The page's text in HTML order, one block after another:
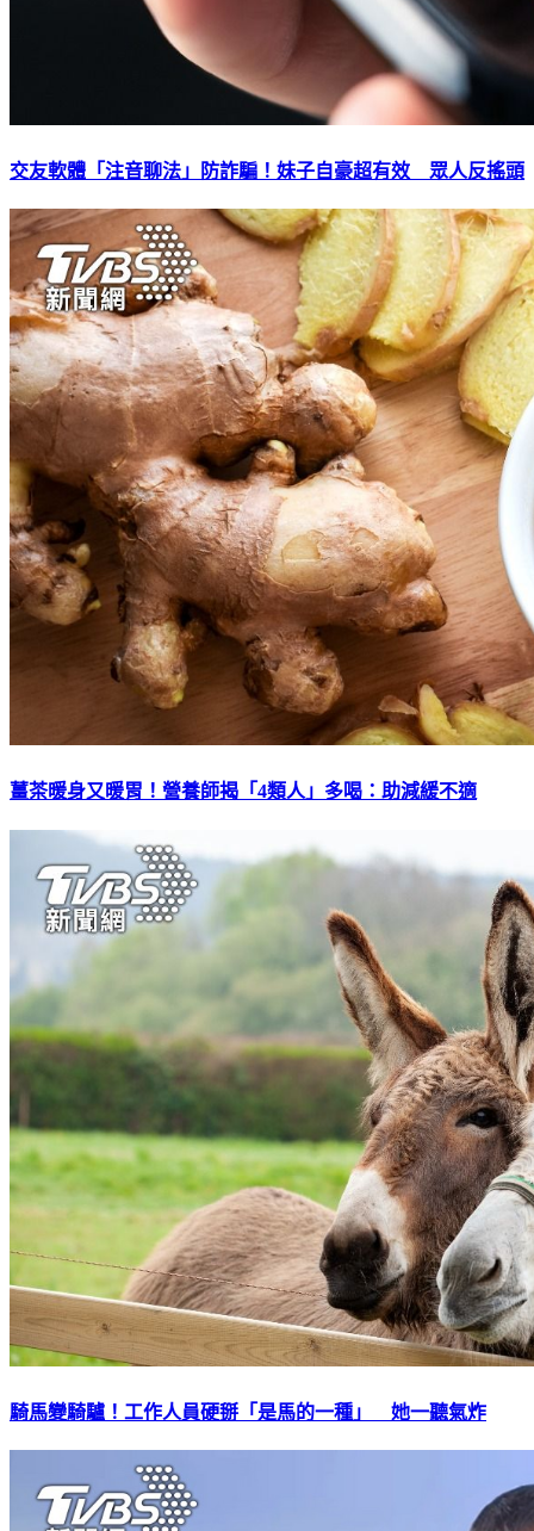
交友軟體「注音聊法」防詐騙！妹子自豪超有效 眾人反搖頭
薑茶暖身又暖胃！營養師揭「4類人」多喝：助減緩不適
騎馬變騎驢！工作人員硬掰「是馬的一種」 她一聽氣炸